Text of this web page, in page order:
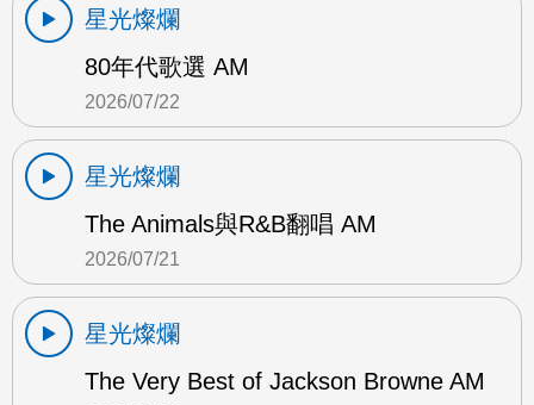
星光燦爛
80年代歌選 AM
2026/07/22
星光燦爛
The Animals與R&B翻唱 AM
2026/07/21
星光燦爛
The Very Best of Jackson Browne AM